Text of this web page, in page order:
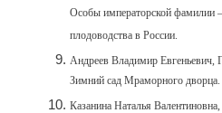
Особы императорской фамилии
плодоводства в России.
Андреев Владимир
Зимний сад Мраморного дворца.
Казанина Наталья